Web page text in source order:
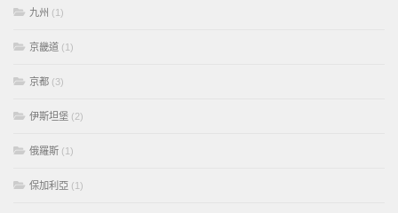
九州 (1)
京畿道 (1)
京都 (3)
伊斯坦堡 (2)
俄羅斯 (1)
保加利亞 (1)